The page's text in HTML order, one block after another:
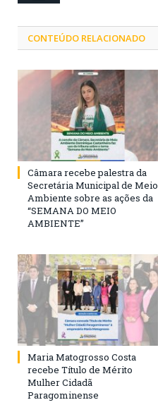
CONTEÚDO RELACIONADO
Câmara recebe palestra da
Secretária Municipal de Meio
Ambiente sobre as ações da
“SEMANA DO MEIO
AMBIENTE”
Maria Matogrosso Costa
recebe Título de Mérito
Mulher Cidadã
Paragominense